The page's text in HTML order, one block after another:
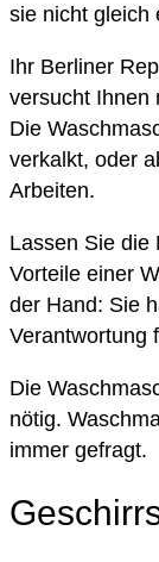
sie nicht gleich
Ihr Berliner
versucht Ihnen
Die
verkalkt, oder
Arbeiten.
Lassen Sie die
Vorteile einer
der Hand: Sie
Verantwortung
Die
nötig.
immer gefragt.